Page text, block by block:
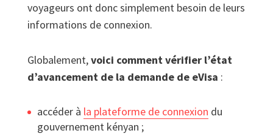
voyageurs ont donc simplement besoin de leurs
informations de connexion.
Globalement,voici comment vérifier l’état
d’avancement de la demande de eVisa :
accéder à la plateforme de connexion du
gouvernement kényan ;